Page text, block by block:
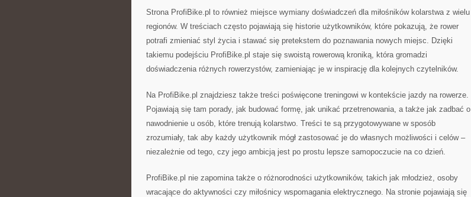
Strona ProfiBike.pl to również miejsce wymiany doświadczeń dla miłośników kolarstwa z wielu
regionów. W treściach często pojawiają się historie użytkowników, które pokazują, że rower
potrafi zmieniać styl życia i stawać się pretekstem do poznawania nowych miejsc. Dzięki
takiemu podejściu ProfiBike.pl staje się swoistą rowerową kroniką, która gromadzi
doświadczenia różnych rowerzystów, zamieniając je w inspirację dla kolejnych czytelników.
Na ProfiBike.pl znajdziesz także treści poświęcone treningowi w kontekście jazdy na rowerze.
Pojawiają się tam porady, jak budować formę, jak unikać przetrenowania, a także jak zadbać o
nawodnienie u osób, które trenują kolarstwo. Treści te są przygotowywane w sposób
zrozumiały, tak aby każdy użytkownik mógł zastosować je do własnych możliwości i celów –
niezależnie od tego, czy jego ambicją jest po prostu lepsze samopoczucie na co dzień.
ProfiBike.pl nie zapomina także o różnorodności użytkowników, takich jak młodzież, osoby
wracające do aktywności czy miłośnicy wspomagania elektrycznego. Na stronie pojawiają się